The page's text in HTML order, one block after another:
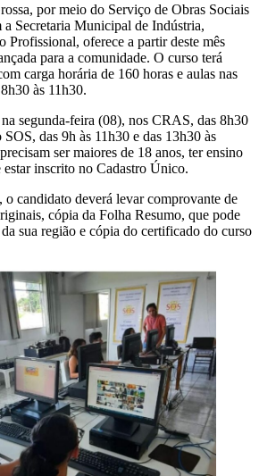
por meio do Serviço de Obras Sociais
a Secretaria Municipal de Indústria,
Profissional, oferece a partir deste mês
para a comunidade. O curso terá
carga horária de 160 horas e aulas nas
às 11h30.
segunda-feira (08), nos CRAS, das 8h30
das 9h às 11h30 e das 13h30 às
ser maiores de 18 anos, ter ensino
inscrito no Cadastro Único.
o candidato deverá levar comprovante de
cópia da Folha Resumo, que pode
sua região e cópia do certificado do curso